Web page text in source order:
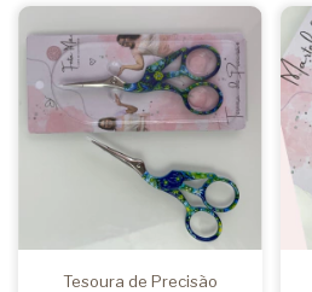
Tesoura de Precisão